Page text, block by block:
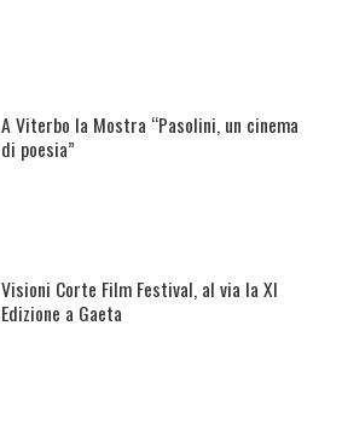
A Viterbo la Mostra “Pasolini, un cinema
di poesia”
Visioni Corte Film Festival, al via la XI
Edizione a Gaeta